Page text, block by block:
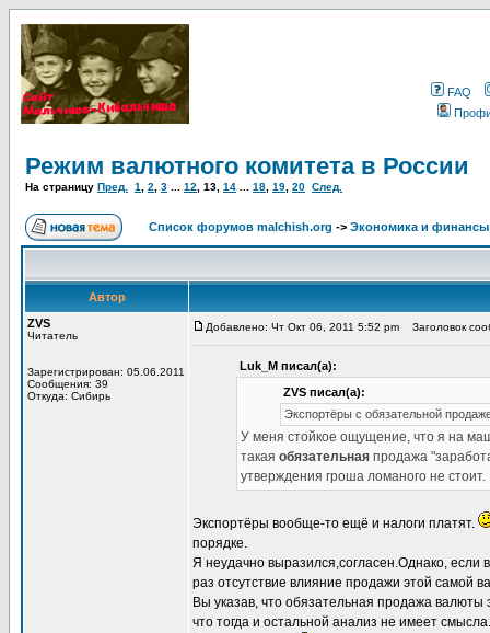
FAQ
Режим валютного комитета в России
На страницу Пред. 1 2 3 12 13 14 18 19 20 След.
Список форумов malchish.org -> Экономика и финансы
Автор
ZVS
Читатель
Зарегистрирован: 05.06.2011
Сообщения: 39
Откуда: Сибирь
Добавлено: Чт Окт 06, 2011 5:52 pm Заголовок
Luk_M писал(а):
ZVS писал(а):
Экспортёры с обязательной
У меня стойкое ощущение, что я на
такая обязательная продажа
утверждения гроша ломаного не стоит.
Экспортёры вообще-то ещё и налоги платят.
порядке.
Я неудачно выразился,согласен.Однако, если
раз отсутствие влияние продажи этой самой
Вы указав, что обязательная продажа валюты
что тогда и остальной анализ не имеет смысла.